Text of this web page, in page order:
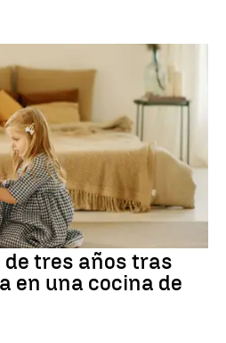
tres años tras
en una cocina de